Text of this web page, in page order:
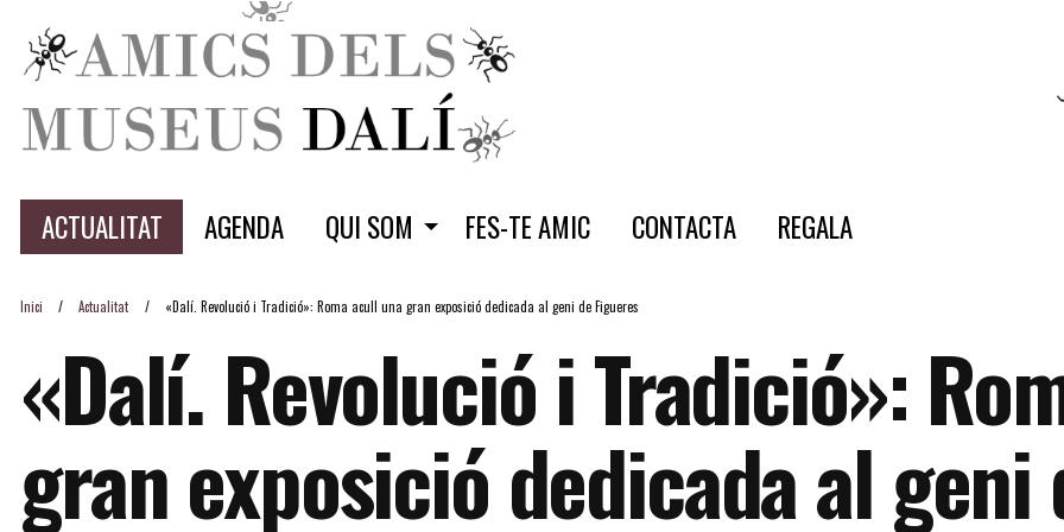
ACTUALITAT AGENDA QUI SOM FES-TE AMIC CONTACTA REGALA
Inici Actualitat «Dalí. Revolució i Tradició»: Roma acull una gran exposició dedicada al geni de Figueres
«Dalí. Revolució i Tradició»:
gran exposició dedicada al geni